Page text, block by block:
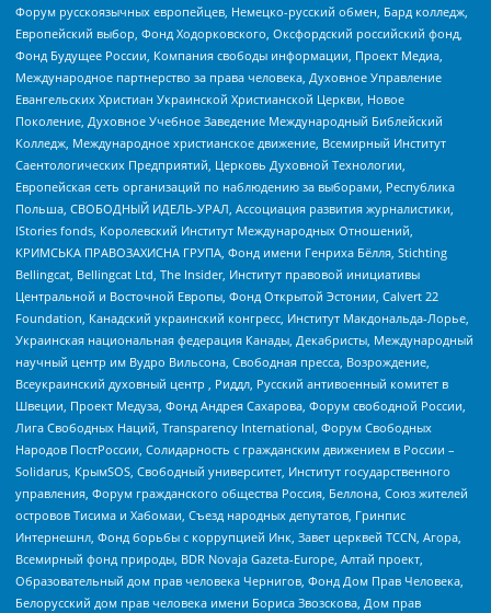
Форум русскоязычных европейцев, Немецко-русский обмен, Бард колледж,
Европейский выбор, Фонд Ходорковского, Оксфордский российский фонд,
Фонд Будущее России, Компания свободы информации, Проект Медиа,
Международное партнерство за права человека, Духовное Управление
Евангельских Христиан Украинской Христианской Церкви, Новое
Поколение, Духовное Учебное Заведение Международный Библейский
Колледж, Международное христианское движение, Всемирный Институт
Саентологических Предприятий, Церковь Духовной Технологии,
Европейская сеть организаций по наблюдению за выборами, Республика
Польша, СВОБОДНЫЙ ИДЕЛЬ-УРАЛ, Ассоциация развития журналистики,
IStories fonds, Королевский Институт Международных Отношений,
КРИМСЬКА ПРАВОЗАХИСНА ГРУПА, Фонд имени Генриха Бёлля, Stichting
Bellingcat, Bellingcat Ltd, The Insider, Институт правовой инициативы
Центральной и Восточной Европы, Фонд Открытой Эстонии, Calvert 22
Foundation, Канадский украинский конгресс, Институт Макдональда-Лорье,
Украинская национальная федерация Канады, Декабристы, Международный
научный центр им Вудро Вильсона, Свободная пресса, Возрождение,
Всеукраинский духовный центр , Риддл, Русский антивоенный комитет в
Швеции, Проект Медуза, Фонд Андрея Сахарова, Форум свободной России,
Лига Свободных Наций, Transparеncy International, Форум Свободных
Народов ПостРоссии, Солидарность с гражданским движением в России –
Solidarus, КрымSOS, Свободный университет, Институт государственного
управления, Форум гражданского общества Россия, Беллона, Союз жителей
островов Тисима и Хабомаи, Съезд народных депутатов, Гринпис
Интернешнл, Фонд борьбы с коррупцией Инк, Завет церквей TCCN, Агора,
Всемирный фонд природы, BDR Novaja Gazeta-Europe, Алтай проект,
Образовательный дом прав человека Чернигов, Фонд Дом Прав Человека,
Белорусский дом прав человека имени Бориса Звозскова, Дом прав